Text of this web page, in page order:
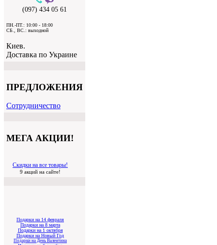
(097) 434 05 61
ПН.-ПТ.: 10:00 - 18:00
СБ., ВС.: выходной
Киев.
Доставка по Украине
ПРЕДЛОЖЕНИЯ
Cотрудничество
МЕГА АКЦИИ!
Скидки на все товары!
9 акций на сайте!
Подарки на 14 февраля
Подарки на 8 марта
Подарки на 1 октября
Подарки на Новый Год
Подарки на День Валентина